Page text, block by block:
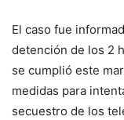
El caso fue
detención de los 2
se cumplió este
medidas para
secuestro de los